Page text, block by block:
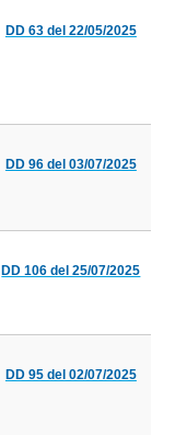
DD 63 del 22/05/2025
DD 96 del 03/07/2025
DD 106 del 25/07/2025
DD 95 del 02/07/2025